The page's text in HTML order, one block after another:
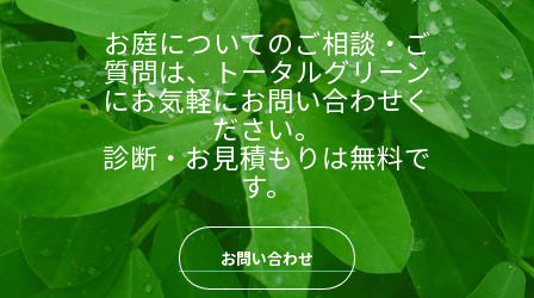
お庭についてのご相談・ご
質問は、トータルグリーン
にお気軽にお問い合わせく
ださい。
診断・お見積もりは無料で
す。
お問い合わせ